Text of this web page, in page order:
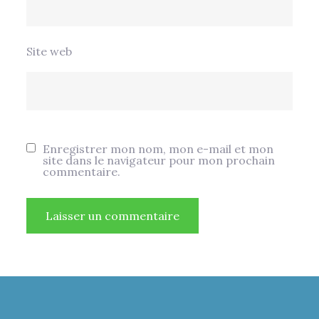
Site web
Enregistrer mon nom, mon e-mail et mon
site dans le navigateur pour mon prochain
commentaire.